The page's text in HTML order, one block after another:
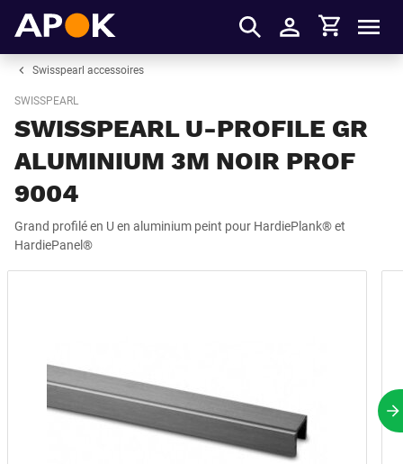
S'identifier
Panier
Swisspearl accessoires
SWISSPEARL
SWISSPEARL U-PROFILE GR
ALUMINIUM 3M NOIR PROF
9004
Grand profilé en U en aluminium peint pour HardiePlank® et
HardiePanel®